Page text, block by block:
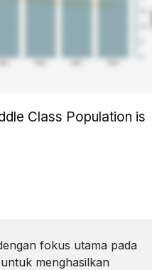
Class Population is
fokus utama pada
menghasilkan